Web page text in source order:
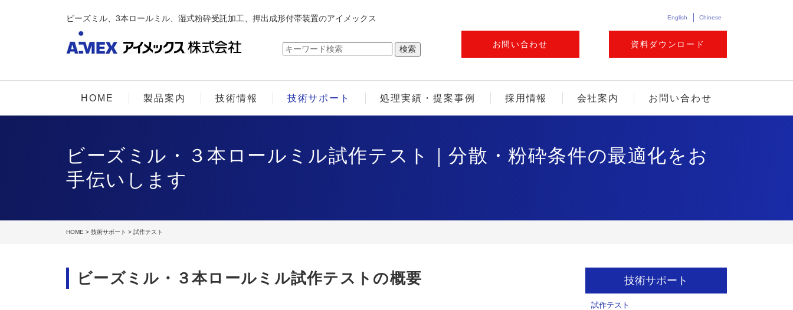
ビーズミル、3本ロールミル、湿式粉砕受託加工、押出成形付帯装置のアイメックス English Chinese
お問い合わせ 資料ダウンロード
HOME 製品案内 技術情報 技術サポート 処理実績・提案事例 採用情報 会社案内 お問い合わせ
ビーズミル・３本ロールミル試作テスト｜分散・粉砕条件の最適化をお
手伝いします
HOME > 技術サポート > 試作テスト
ビーズミル・３本ロールミル試作テストの概要 技術サポート
試作テスト